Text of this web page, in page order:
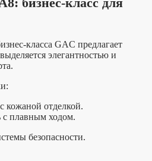
класса GAC предлагает
элегантностью и
кожаной отделкой.
плавным ходом.
безопасности.